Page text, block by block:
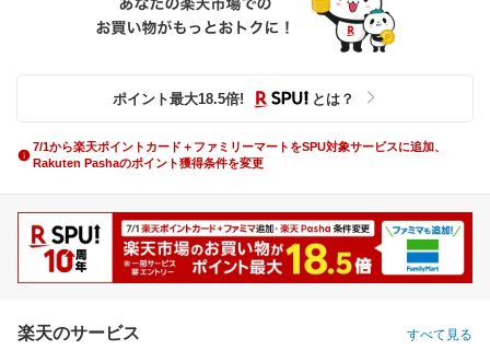
ポイント最大18.5倍! とは？
7/1から楽天ポイントカード＋ファミリーマートをSPU対象サービスに追加、
Rakuten Pashaのポイント獲得条件を変更
楽天のサービス すべて見る